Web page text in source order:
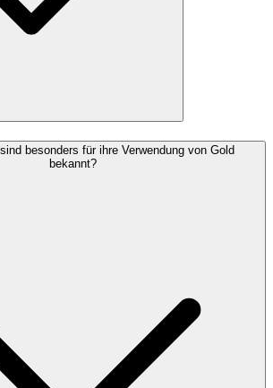
besonders für ihre Verwendung von Gold
bekannt?